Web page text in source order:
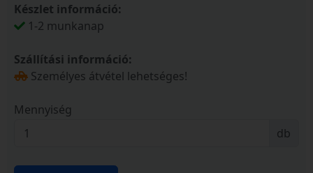
Készlet információ:
1-2 munkanap
Szállítási információ:
Személyes átvétel lehetséges!
Mennyiség
db